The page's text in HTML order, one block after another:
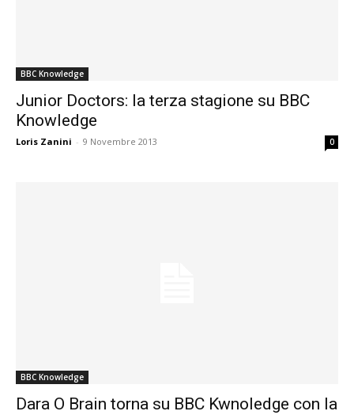
BBC Knowledge
Junior Doctors: la terza stagione su BBC
Knowledge
Loris Zanini - 9 Novembre 2013 0
BBC Knowledge
Dara O Brain torna su BBC Kwnoledge con la